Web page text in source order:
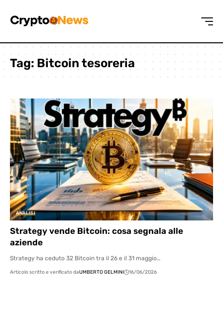
Tag: Bitcoin tesoreria
ANALISI
Strategy vende Bitcoin: cosa segnala alle
aziende
Strategy ha ceduto 32 Bitcoin tra il 26 e il 31 maggio…
Articolo scritto e verificato daUMBERTO GELMINI 16/06/2026